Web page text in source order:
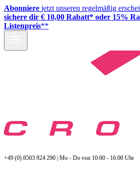
Abonniere jetzt unseren regelmäßig
sichere dir € 10,00 Rabatt* oder 15%
Listenpreis**
+49 (0) 8503 924 290 | Mo - Do von 10:00 - 16:00 Uhr